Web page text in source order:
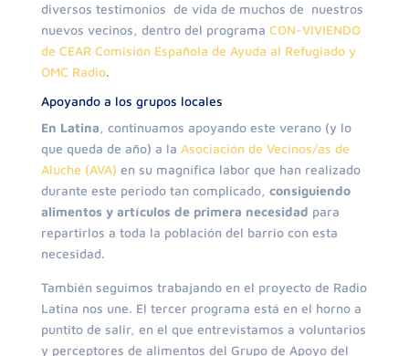
diversos testimonios de vida de muchos de nuestros
nuevos vecinos, dentro del programa CON-VIVIENDO
de CEAR Comisión Española de Ayuda al Refugiado y
OMC Radio.
Apoyando a los grupos locales
En Latina , continuamos apoyando este verano (y lo
que queda de año) a la Asociación de Vecinos/as de
Aluche (AVA) en su magnífica labor que han realizado
durante este periodo tan complicado, consiguiendo
alimentos y artículos de primera necesidad para
repartirlos a toda la población del barrio con esta
necesidad.
También seguimos trabajando en el proyecto de Radio
Latina nos une. El tercer programa está en el horno a
puntito de salir, en el que entrevistamos a voluntarios
y perceptores de alimentos del Grupo de Apoyo del